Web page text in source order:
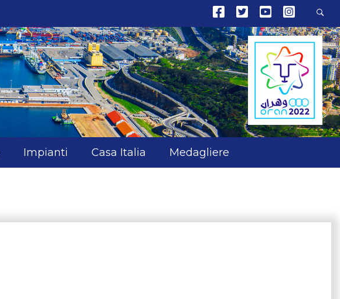
Impianti Casa Italia Medagliere